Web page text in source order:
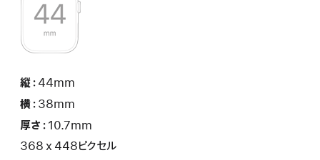
縦： 44mm
横： 38mm
厚さ： 10.7mm
368 x 448ピクセル